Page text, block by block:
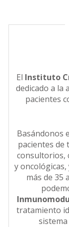
El Instituto
dedicado a la
pacientes
Basándonos
pacientes de
consultorios,
y
más de 35
tratamiento